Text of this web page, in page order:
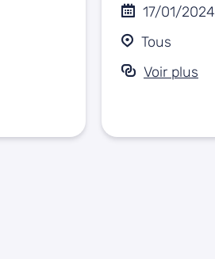
17/01/2024
Tous
Voir plus